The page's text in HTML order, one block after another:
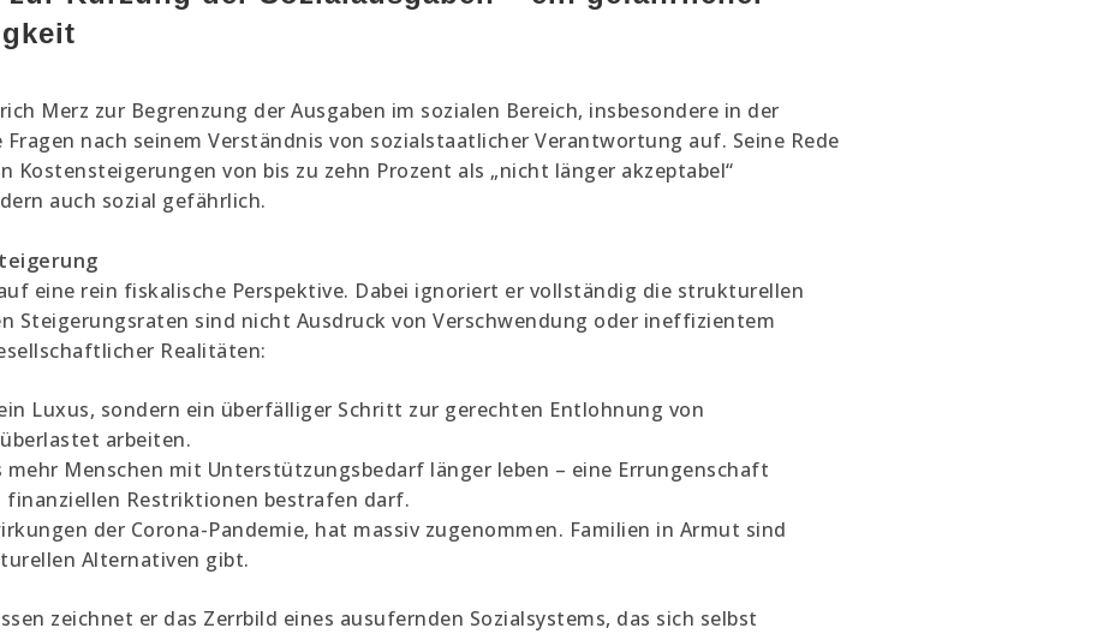
Merz zur Begrenzung der Ausgaben im sozialen Bereich, insbesondere in der
nach seinem Verständnis von sozialstaatlicher Verantwortung auf. Seine Rede
von bis zu zehn Prozent als „nicht länger akzeptabel“
auch sozial gefährlich.
eine rein fiskalische Perspektive. Dabei ignoriert er vollständig die strukturellen
Steigerungsraten sind nicht Ausdruck von Verschwendung oder ineffizientem
Realitäten:
Luxus, sondern ein überfälliger Schritt zur gerechten Entlohnung von
arbeiten.
Menschen mit Unterstützungsbedarf länger leben – eine Errungenschaft
Restriktionen bestrafen darf.
der Corona-Pandemie, hat massiv zugenommen. Familien in Armut sind
Alternativen gibt.
zeichnet er das Zerrbild eines ausufernden Sozialsystems, das sich selbst